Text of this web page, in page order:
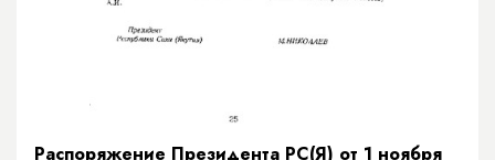
Распоряжение Президента РС(Я) от 1 ноября